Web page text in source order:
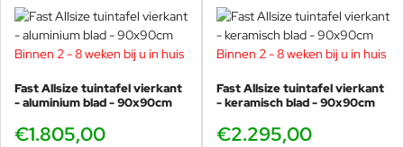
Binnen 2 - 8 weken bij u in huis
Fast Allsize tuintafel vierkant
- aluminium blad - 90x90cm
€1.805,00
Binnen 2 - 8 weken bij u in huis
Fast Allsize tuintafel vierkant
- keramisch blad - 90x90cm
€2.295,00